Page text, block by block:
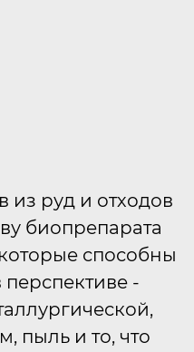
руд и отходов
биопрепарата
способны
-
пыль и то, что